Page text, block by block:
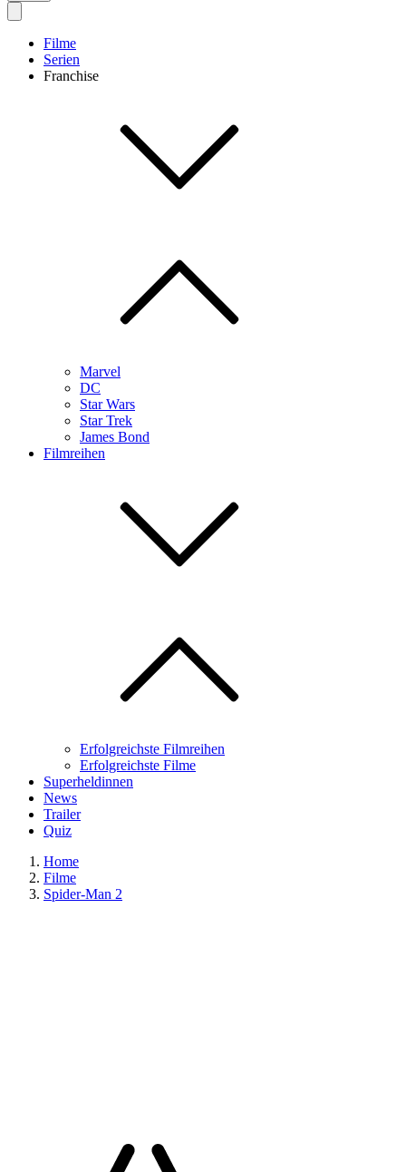
Filme
Serien
Franchise
Marvel
DC
Star Wars
Star Trek
James Bond
Filmreihen
Erfolgreichste Filmreihen
Erfolgreichste Filme
Superheldinnen
News
Trailer
Quiz
Home
Filme
Spider-Man 2